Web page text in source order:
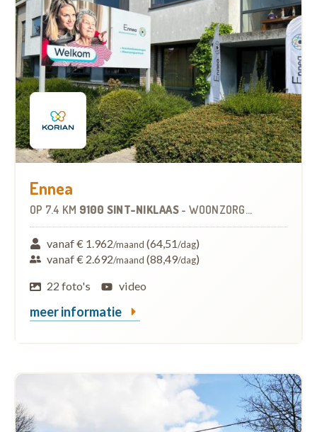
Ennea
OP 7.4 KM 9100 SINT-NIKLAAS - WOONZORGCENTRUM (WZC)
vanaf € 1.962/maand (64,51/dag)
vanaf € 2.692/maand (88,49/dag)
22 foto's
video
meer informatie